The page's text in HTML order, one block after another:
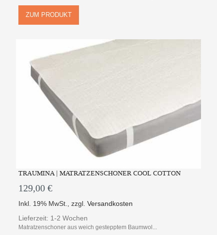
ZUM PRODUKT
TRAUMINA | MATRATZENSCHONER COOL COTTON
129,00 €
Inkl. 19% MwSt. ,zzgl.Versandkosten
Lieferzeit: 1-2 Wochen
Matratzenschoner aus weich gestepptem Baumwol...